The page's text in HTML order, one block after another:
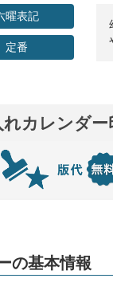
曜表記
定番
れカレンダ
の基本情報